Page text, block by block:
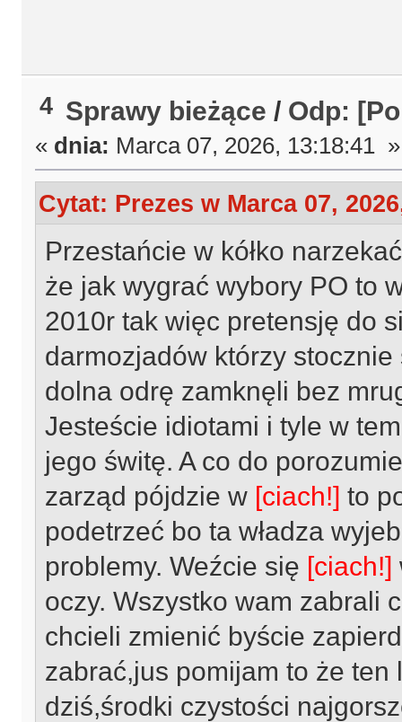
4 Sprawy bieżące / Odp:
« dnia: Marca 07, 2026, 13:18:41 »
Cytat: Prezes w Marca 07,
Przestańcie w kółko
że jak wygrać wybory PO to
2010r tak więc pretensję do
darmozjadów którzy
dolna odrę zamknęli bez
Jesteście idiotami i tyle w
jego świtę. A co do
zarząd pójdzie w [ciach!] to
podetrzeć bo ta władza
problemy. Weźcie się [ciach!]
oczy. Wszystko wam zabrali
chcieli zmienić byście
zabrać,jus pomijam to że
dziś,środki czystości